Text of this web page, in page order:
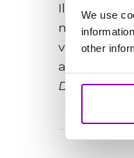
We use
other
Il team di
vostra mail
adeguati.
Da